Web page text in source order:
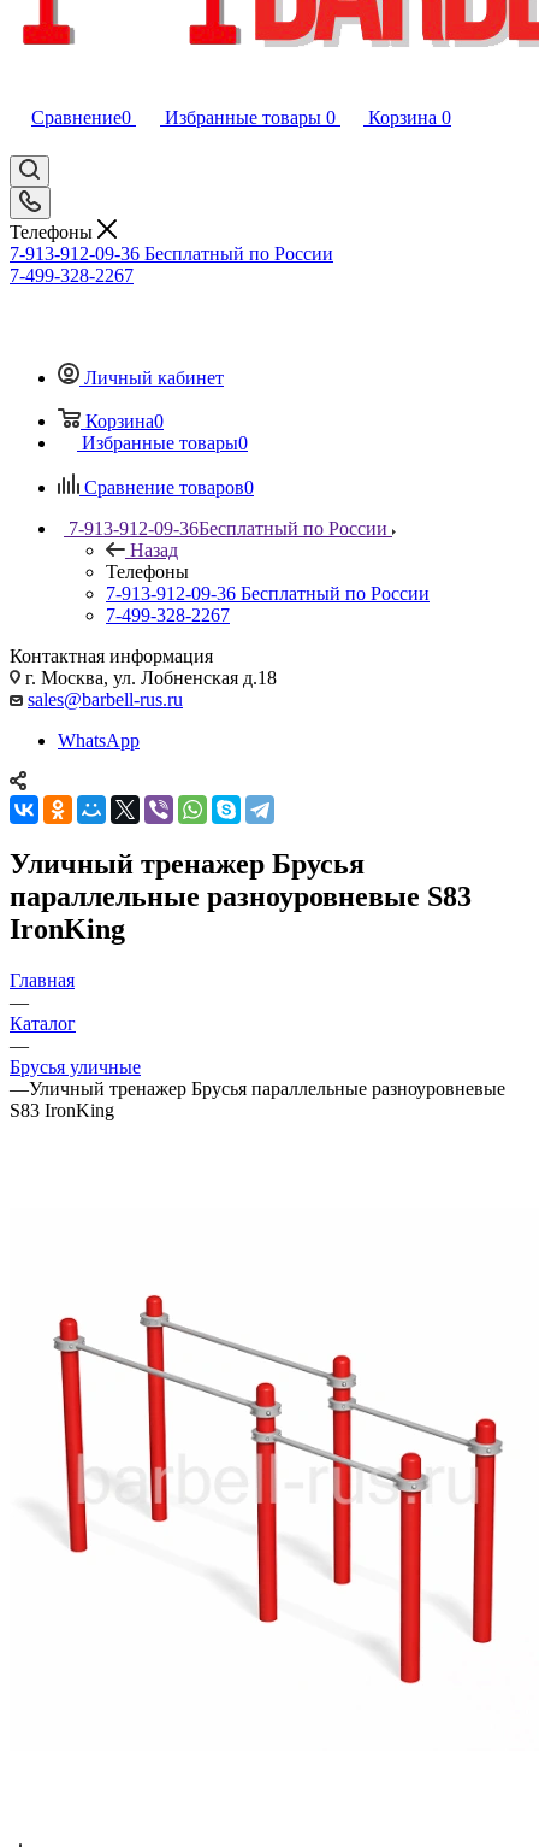
Сравнение0 Избранные товары 0 Корзина 0
Телефоны
7-913-912-09-36 Бесплатный по России
7-499-328-2267
Личный кабинет
Корзина0
Избранные товары0
Сравнение товаров0
7-913-912-09-36Бесплатный по России
Назад
Телефоны
7-913-912-09-36 Бесплатный по России
7-499-328-2267
Контактная информация
г. Москва, ул. Лобненская д.18
sales@barbell-rus.ru
WhatsApp
Уличный тренажер Брусья
параллельные разноуровневые S83
IronKing
Главная
—
Каталог
—
Брусья уличные
—Уличный тренажер Брусья параллельные разноуровневые
S83 IronKing